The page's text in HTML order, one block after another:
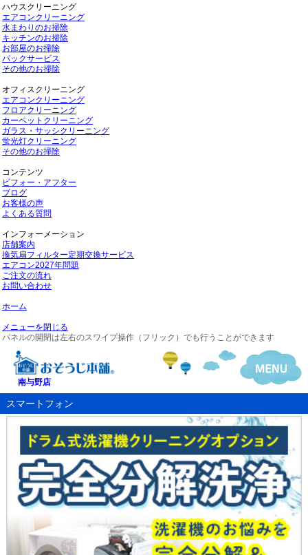
ハウスクリーニング
エアコンクリーニング
水まわりのお掃除
キッチンのお掃除
お部屋のお掃除
パックサービス
その他のお掃除
オフィスクリーニング
エアコンクリーニング
フロアクリーニング
カーペットクリーニング
ガラス・サッシクリーニング
蛍光灯クリーニング
その他のお掃除
コンテンツ
ビフォー・アフター
ブログ
お客様の声
よくある質問
インフォーメーション
店舗案内
換気扇フィルター定期交換サービス
エアコン2027年問題
ご注文の流れ
お問い合わせ
ホーム
メニューを閉じる
パネルの開閉は左右のスワイプ操作（フリック）でも行うことができます
南与野店
スマートフォン